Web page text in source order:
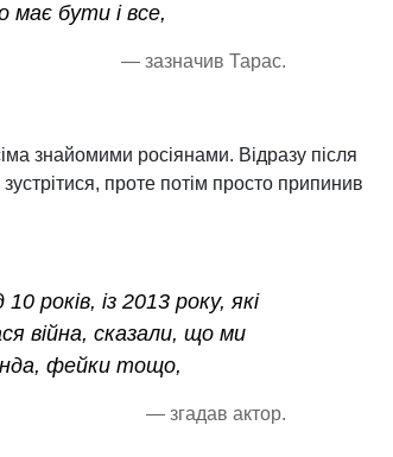
має бути і все,
— зазначив Тарас.
знайомими росіянами. Відразу після
проте потім просто припинив
років, із 2013 року, які
війна, сказали, що ми
фейки тощо,
— згадав актор.